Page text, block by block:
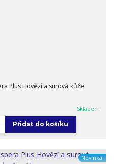
Plus Hovězí a surová kůže
Skladem
Přidat do košíku
Novinka